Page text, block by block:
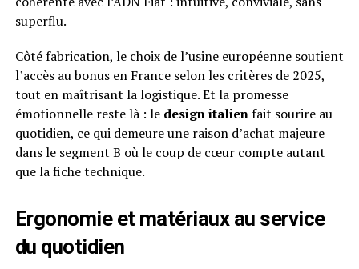
superflu.
Côté fabrication, le choix de l’usine européenne soutient
l’accès au bonus en France selon les critères de 2025,
tout en maîtrisant la logistique. Et la promesse
émotionnelle reste là : le design italienfait sourire au
quotidien, ce qui demeure une raison d’achat majeure
dans le segment B où le coup de cœur compte autant
que la fiche technique.
Ergonomie et matériaux au service
du quotidien